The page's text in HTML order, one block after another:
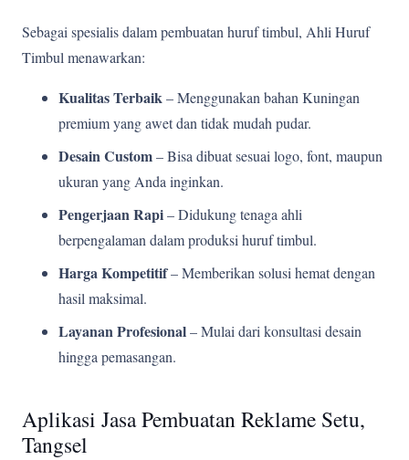
Sebagai spesialis dalam pembuatan huruf timbul, Ahli Huruf
Timbul menawarkan:
Kualitas Terbaik– Menggunakan bahan Kuningan
premium yang awet dan tidak mudah pudar.
Desain Custom– Bisa dibuat sesuai logo, font, maupun
ukuran yang Anda inginkan.
Pengerjaan Rapi– Didukung tenaga ahli
berpengalaman dalam produksi huruf timbul.
Harga Kompetitif– Memberikan solusi hemat dengan
hasil maksimal.
Layanan Profesional– Mulai dari konsultasi desain
hingga pemasangan.
Aplikasi Jasa Pembuatan Reklame Setu,
Tangsel